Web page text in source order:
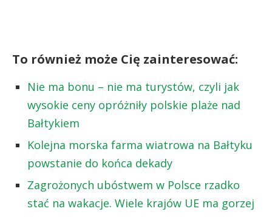
To również może Cię zainteresować:
Nie ma bonu – nie ma turystów, czyli jak
wysokie ceny opróżniły polskie plaże nad
Bałtykiem
Kolejna morska farma wiatrowa na Bałtyku
powstanie do końca dekady
Zagrożonych ubóstwem w Polsce rzadko
stać na wakacje. Wiele krajów UE ma gorzej